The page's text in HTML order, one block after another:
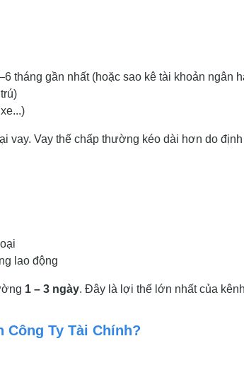
tháng gần nhất (hoặc sao kê tài khoản ngân
vay. Vay thế chấp thường kéo dài hơn do
lao động
1 – 3 ngày. Đây là lợi thế lớn nhất của
Công Ty Tài Chính?